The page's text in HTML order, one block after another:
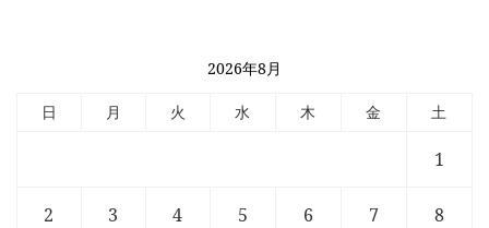
2026年8月
日 月 火 水 木 金 土
1
2 3 4 5 6 7 8